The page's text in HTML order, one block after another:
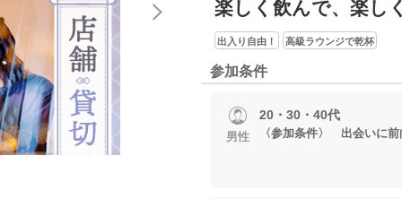
楽しく飲んで、楽し
出入り自由！ 高級ラウンジで乾杯
参加条件
男性
20・30・40代
〈参加条件〉 出会いに前